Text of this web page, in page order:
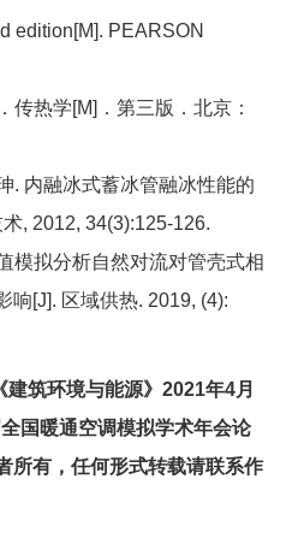
edition[M]. PEARSON
热学[M]．第三版．北京：
内融冰式蓄冰管融冰性能的
, 2012, 34(3):125-126.
拟分析自然对流对管壳式相
响[J]. 区域供热. 2019, (4):
筑环境与能源》2021年4月
国暖通空调模拟学术年会论
所有，任何形式转载请联系作